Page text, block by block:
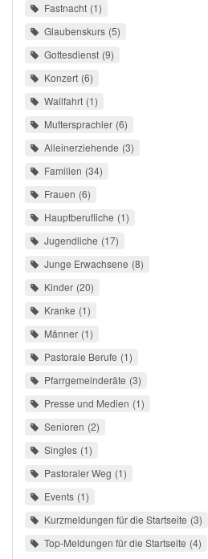
Fastnacht 1
Glaubenskurs 5
Gottesdienst 9
Konzert 6
Wallfahrt 1
Muttersprachler 6
Alleinerziehende 3
Familien 34
Frauen 6
Hauptberufliche 1
Jugendliche 17
Junge Erwachsene 8
Kinder 20
Kranke 1
Männer 1
Pastorale Berufe 1
Pfarrgemeinderäte 3
Presse und Medien 1
Senioren 2
Singles 1
Pastoraler Weg 1
Events 1
Kurzmeldungen für die Startseite 3
Top-Meldungen für die Startseite 4